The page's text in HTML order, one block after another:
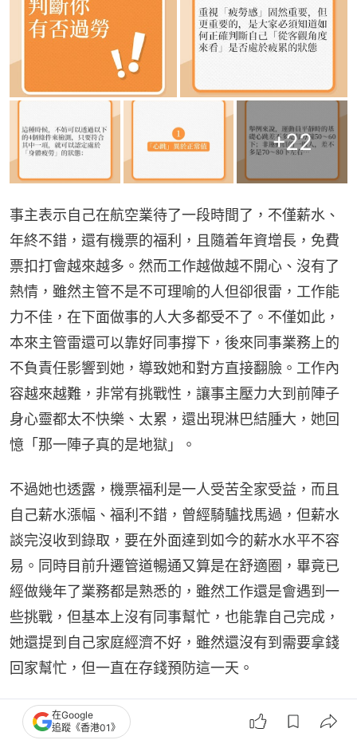
+22
事主表示自己在航空業待了一段時間了，不僅薪水、
年終不錯，還有機票的福利，且隨着年資增長，免費
票扣打會越來越多。然而工作越做越不開心、沒有了
熱情，雖然主管不是不可理喻的人但卻很雷，工作能
力不佳，在下面做事的人大多都受不了。不僅如此，
本來主管雷還可以靠好同事撐下，後來同事業務上的
不負責任影響到她，導致她和對方直接翻臉。工作內
容越來越難，非常有挑戰性，讓事主壓力大到前陣子
身心靈都太不快樂、太累，還出現淋巴結腫大，她回
憶「那一陣子真的是地獄」。
不過她也透露，機票福利是一人受苦全家受益，而且
自己薪水漲幅、福利不錯，曾經騎驢找馬過，但薪水
談完沒收到錄取，要在外面達到如今的薪水水平不容
易。同時目前升遷管道暢通又算是在舒適圈，畢竟已
經做幾年了業務都是熟悉的，雖然工作還是會遇到一
些挑戰，但基本上沒有同事幫忙，也能靠自己完成，
她還提到自己家庭經濟不好，雖然還沒有到需要拿錢
回家幫忙，但一直在存錢預防這一天。
因為這是份穩定的好工作，導致她難以抉擇該不該離
開，不想做讓自己後悔的決定，雖然明白工作再找就
在Google
追蹤《香港01》